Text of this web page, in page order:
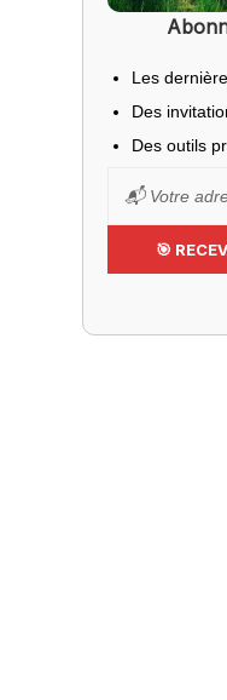
Les
Des
Des outils